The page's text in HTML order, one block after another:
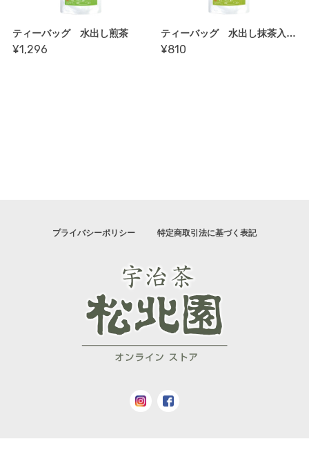
ティーバッグ 水出し煎茶
¥1,296
ティーバッグ 水出し抹茶入玄米茶
¥810
プライバシーポリシー 特定商取引法に基づく表記